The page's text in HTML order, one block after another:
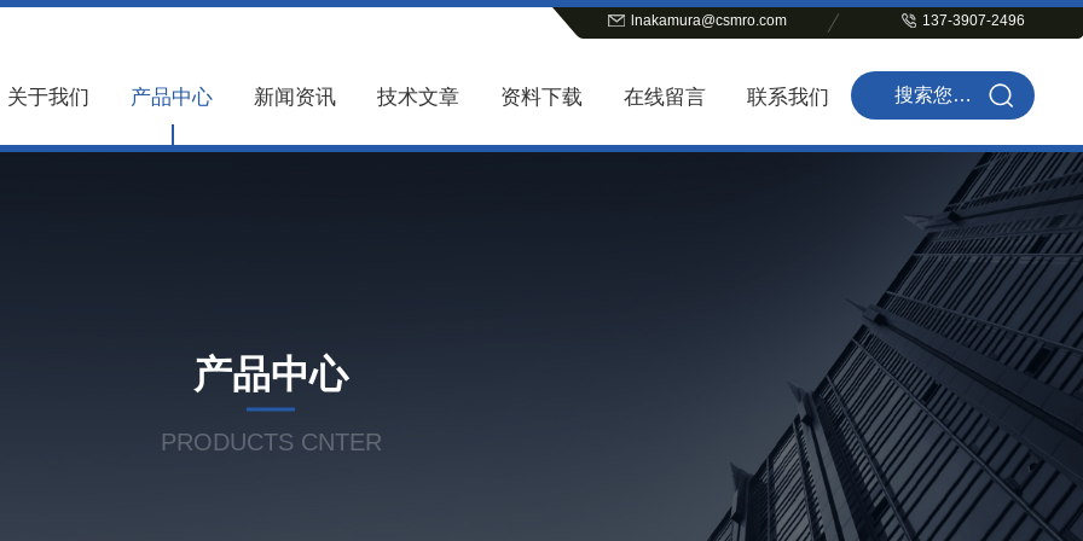
lnakamura@csmro.com 137-3907-2496
关于我们 产品中心 新闻资讯 技术文章 资料下载 在线留言 联系我们
产品中心
PRODUCTS CNTER